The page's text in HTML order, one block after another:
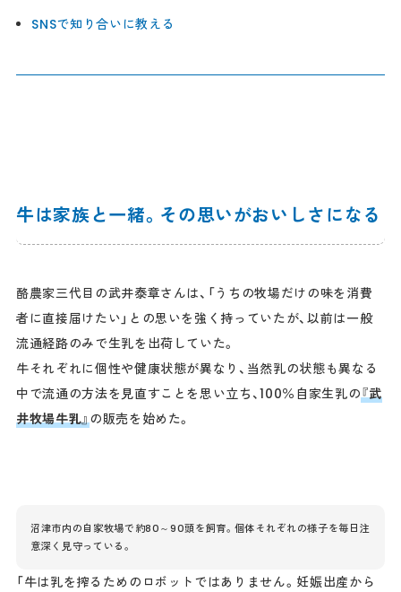
SNSで知り合いに教える
牛は家族と一緒。その思いがおいしさになる
酪農家三代目の武井泰章さんは、「うちの牧場だけの味を消費
者に直接届けたい」との思いを強く持っていたが、以前は一般
流通経路のみで生乳を出荷していた。
牛それぞれに個性や健康状態が異なり、当然乳の状態も異なる
中で流通の方法を見直すことを思い立ち、100％自家生乳の『武
井牧場牛乳』の販売を始めた。
沼津市内の自家牧場で約80～90頭を飼育。個体それぞれの様子を毎日注
意深く見守っている。
「牛は乳を搾るためのロボットではありません。妊娠出産から